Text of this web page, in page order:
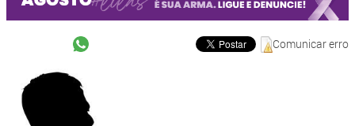
Comunicar erro